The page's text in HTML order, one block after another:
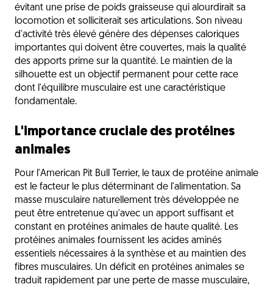
évitant une prise de poids graisseuse qui alourdirait sa
locomotion et solliciterait ses articulations. Son niveau
d'activité très élevé génère des dépenses caloriques
importantes qui doivent être couvertes, mais la qualité
des apports prime sur la quantité. Le maintien de la
silhouette est un objectif permanent pour cette race
dont l'équilibre musculaire est une caractéristique
fondamentale.
L'importance cruciale des protéines
animales
Pour l'American Pit Bull Terrier, le taux de protéine animale
est le facteur le plus déterminant de l'alimentation. Sa
masse musculaire naturellement très développée ne
peut être entretenue qu'avec un apport suffisant et
constant en protéines animales de haute qualité. Les
protéines animales fournissent les acides aminés
essentiels nécessaires à la synthèse et au maintien des
fibres musculaires. Un déficit en protéines animales se
traduit rapidement par une perte de masse musculaire,